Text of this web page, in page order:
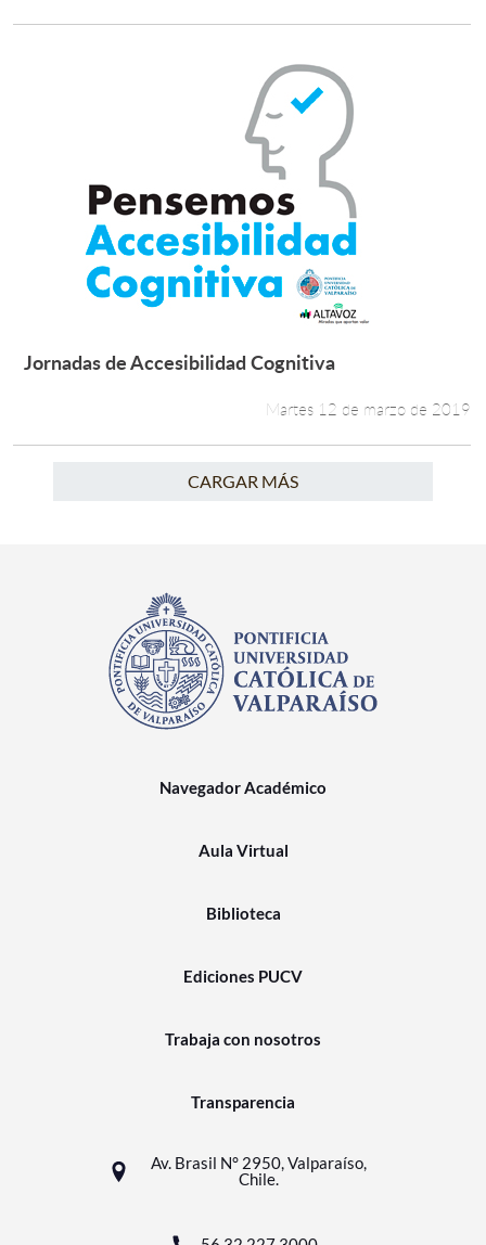
Leer más +
Jornadas de Accesibilidad Cognitiva
Martes 12 de marzo de 2019
CARGAR MÁS
Navegador Académico
Aula Virtual
Biblioteca
Ediciones PUCV
Trabaja con nosotros
Transparencia
Av. Brasil N° 2950, Valparaíso,
Chile.